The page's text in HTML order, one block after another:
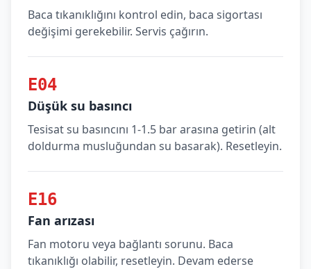
Baca tıkanıklığını kontrol edin, baca sigortası
değişimi gerekebilir. Servis çağırın.
E04
Düşük su basıncı
Tesisat su basıncını 1-1.5 bar arasına getirin (alt
doldurma musluğundan su basarak). Resetleyin.
E16
Fan arızası
Fan motoru veya bağlantı sorunu. Baca
tıkanıklığı olabilir, resetleyin. Devam ederse